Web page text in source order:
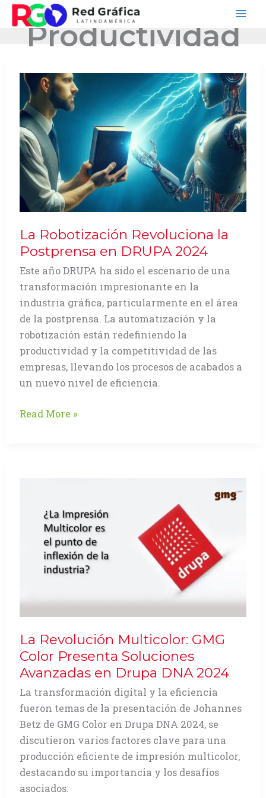
contenidoProductividad
La Robotización Revoluciona la
Postprensa en DRUPA 2024
Este año DRUPA ha sido el escenario de una
transformación impresionante en la
industria gráfica, particularmente en el área
de la postprensa. La automatización y la
robotización están redefiniendo la
productividad y la competitividad de las
empresas, llevando los procesos de acabados a
un nuevo nivel de eficiencia.
La
DRUPA
Read More »
La Revolución Multicolor: GMG
Color Presenta Soluciones
Avanzadas en Drupa DNA 2024
La transformación digital y la eficiencia
fueron temas de la presentación de Johannes
Betz de GMG Color en Drupa DNA 2024, se
discutieron varios factores clave para una
producción eficiente de impresión multicolor,
destacando su importancia y los desafíos
asociados.